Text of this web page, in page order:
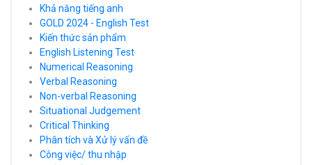
Khả năng tiếng anh
GOLD 2024 - English Test
Kiến thức sản phẩm
English Listening Test
Numerical Reasoning
Verbal Reasoning
Non-verbal Reasoning
Situational Judgement
Critical Thinking
Phân tích và Xử lý vấn đề
Công việc/ thu nhập